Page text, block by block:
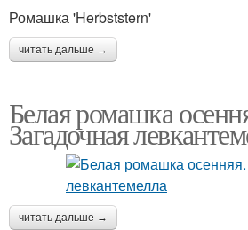
Ромашка 'Herbststern'
читать дальше →
Белая ромашка
Загадочная
читать дальше →